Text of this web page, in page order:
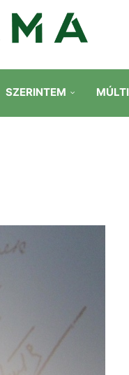
SZERINTEM